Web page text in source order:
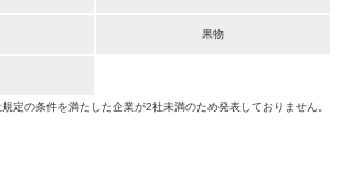
果物
定の条件を満たした企業が2社未満のため発表しておりません。